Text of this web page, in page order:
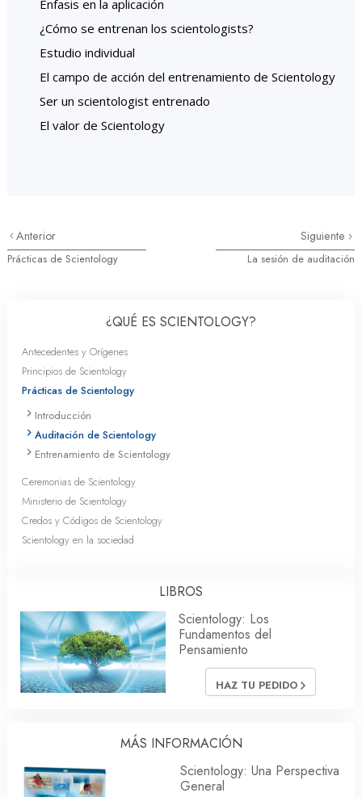
Énfasis en la aplicación
¿Cómo se entrenan los scientologists?
Estudio individual
El campo de acción del entrenamiento de Scientology
Ser un scientologist entrenado
El valor de Scientology
Anterior
Prácticas de Scientology
Siguiente
La sesión de auditación
¿QUÉ ES SCIENTOLOGY?
Antecedentes y Orígenes
Principios de Scientology
Prácticas de Scientology
Introducción
Auditación de Scientology
Entrenamiento de Scientology
Ceremonias de Scientology
Ministerio de Scientology
Credos y Códigos de Scientology
Scientology en la sociedad
LIBROS
Scientology: Los
Fundamentos del
Pensamiento
HAZ TU PEDIDO
MÁS INFORMACIÓN
Scientology: Una Perspectiva
General